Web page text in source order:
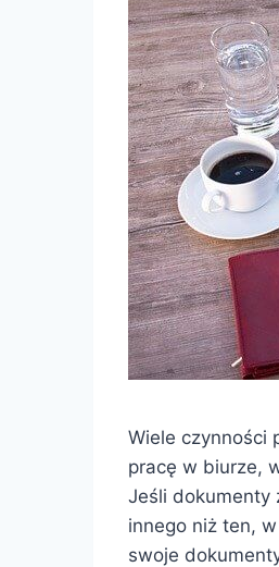
Wiele czynności
pracę w biurze,
Jeśli dokumenty
innego niż ten,
swoje